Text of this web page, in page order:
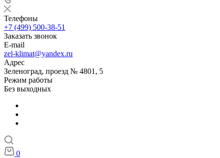
Телефоны
+7 (499) 500-38-51
Заказать звонок
E-mail
zel-klimat@yandex.ru
Адрес
Зеленоград, проезд № 4801, 5
Режим работы
Без выходных
0